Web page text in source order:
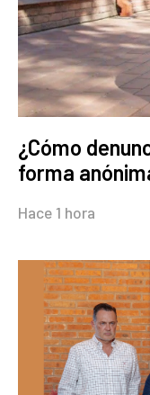
¿Cómo
forma
Hace 1 hora